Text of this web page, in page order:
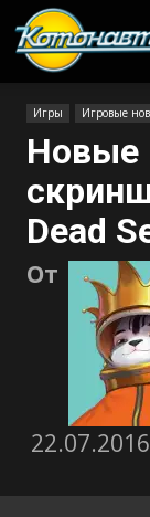
Игры Игровые
Новые
Dead
От
22.07.2016